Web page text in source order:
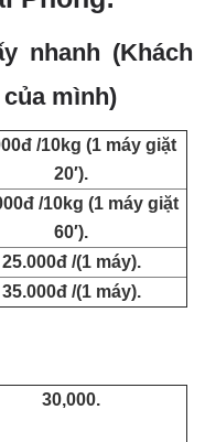
nhanh (Khách
mình)
/10kg (1 máy giặt
20′).
/10kg (1 máy giặt
60′).
25.000đ /(1 máy).
35.000đ /(1 máy).
30,000.